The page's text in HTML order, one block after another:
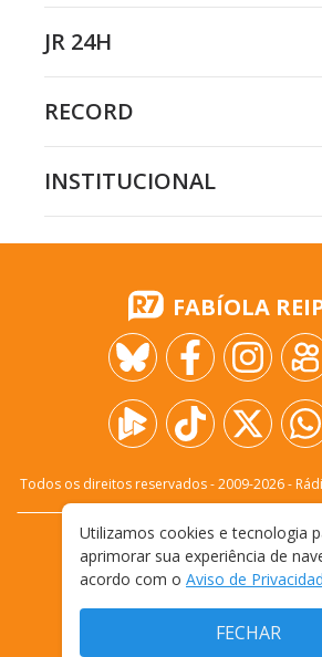
JR 24H
RECORD
INSTITUCIONAL
FABÍOLA
Todos os direitos reservados - 2009-2026-
FALE CONOSCO
TERMOS E CONDIÇÕES DE
Utilizamos cookies e tecnologia
aprimorar sua experiência de
acordo com o Aviso de
FECHAR